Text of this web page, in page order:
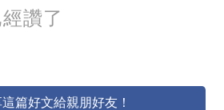
讚了
篇好文給親朋好友！